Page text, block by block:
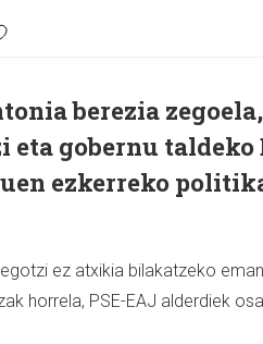
berezia
eta gobernu
ezkerreko
ez atxikia bilakatzeko
horrela, PSE-EAJ alderdiek